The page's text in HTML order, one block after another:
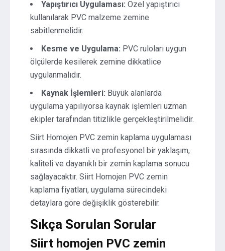
Yapıştırıcı Uygulaması: Özel yapıştırıcı
kullanılarak PVC malzeme zemine
sabitlenmelidir.
Kesme ve Uygulama: PVC ruloları uygun
ölçülerde kesilerek zemine dikkatlice
uygulanmalıdır.
Kaynak İşlemleri: Büyük alanlarda
uygulama yapılıyorsa kaynak işlemleri uzman
ekipler tarafından titizlikle gerçekleştirilmelidir.
Siirt Homojen PVC zemin kaplama uygulaması
sırasında dikkatli ve profesyonel bir yaklaşım,
kaliteli ve dayanıklı bir zemin kaplama sonucu
sağlayacaktır. Siirt Homojen PVC zemin
kaplama fiyatları, uygulama sürecindeki
detaylara göre değişiklik gösterebilir.
Sıkça Sorulan Sorular
Siirt homojen PVC zemin